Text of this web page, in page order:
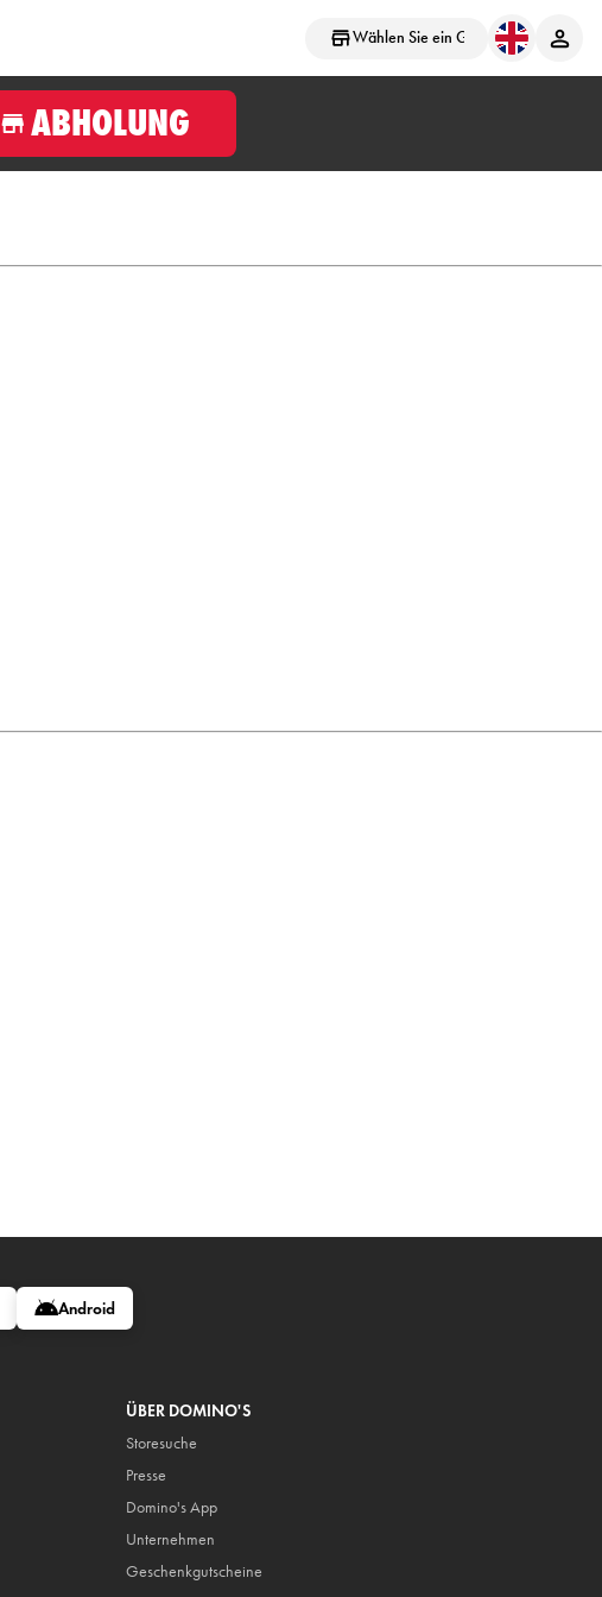
Wählen Sie ein Geschäft aus
ABHOLUNG
Android
ÜBER DOMINO'S
Storesuche
Presse
Domino's App
Unternehmen
Geschenkgutscheine